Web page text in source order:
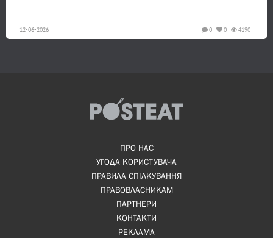
12-06-2026 4190
0
0
ПРО НАС
УГОДА КОРИСТУВАЧА
ПРАВИЛА СПІЛКУВАННЯ
ПРАВОВЛАСНИКАМ
ПАРТНЕРИ
КОНТАКТИ
РЕКЛАМА